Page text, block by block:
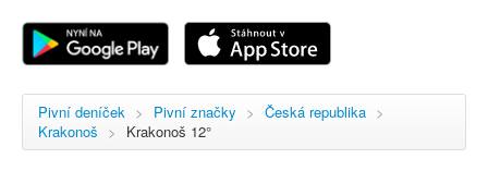
Registrace
Pivní deníček > Pivní značky > Česká republika >
Krakonoš > Krakonoš 12°